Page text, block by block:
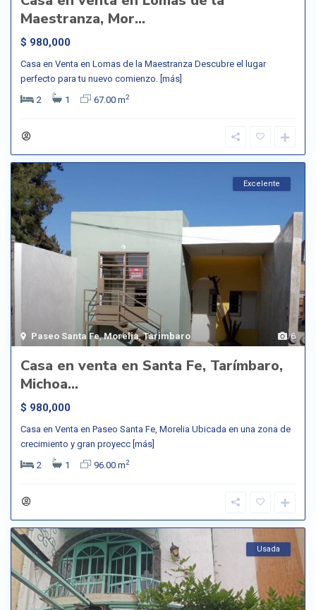
Maestranza, Mor...
$ 980,000
Casa en Venta en Lomas de la Maestranza Descubre el lugar
perfecto para tu nuevo comienzo. [más]
2
1 67.00 m2
6
Paseo Santa Fe,Morelia,Tarimbaro
Excelente
Casa en venta en Santa Fe, Tarímbaro,
Michoa...
$ 980,000
Casa en Venta en Paseo Santa Fe, Morelia Ubicada en una zona de
crecimiento y gran proyecc [más]
2
1 96.00 m2
Usada